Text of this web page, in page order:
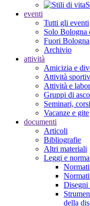
eventi
Tutti gli eventi
Solo Bologna
Fuori Bologna
Archivio
attività
Amicizia e
Attività
Attività e
Gruppi di
Seminari,
Vacanze e gite
documenti
Articoli
Bibliografie
Altri materiali
Leggi e
Disegni
della